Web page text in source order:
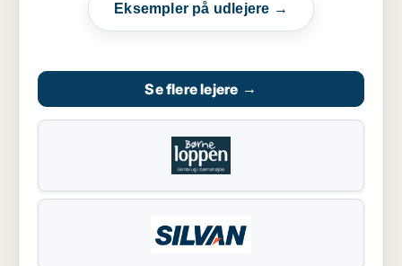
Eksempler på udlejere →
Se flere lejere →